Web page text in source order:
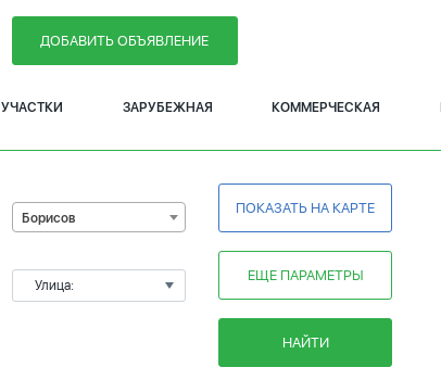
ДОБАВИТЬ ОБЪЯВЛЕНИЕ
УЧАСТКИ ЗАРУБЕЖНАЯ КОММЕРЧЕСКАЯ
Борисов
Улица:
ПОКАЗАТЬ НА КАРТЕ
ЕЩЕ ПАРАМЕТРЫ
НАЙТИ